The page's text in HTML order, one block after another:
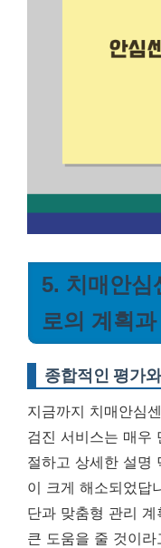
5. 치매안심
로의 계획과
종합적인 평가
지금까지 치매안심
검진 서비스는 매우
절하고 상세한 설명
이 크게 해소되었답
단과 맞춤형 관리
큰 도움을 줄 것이